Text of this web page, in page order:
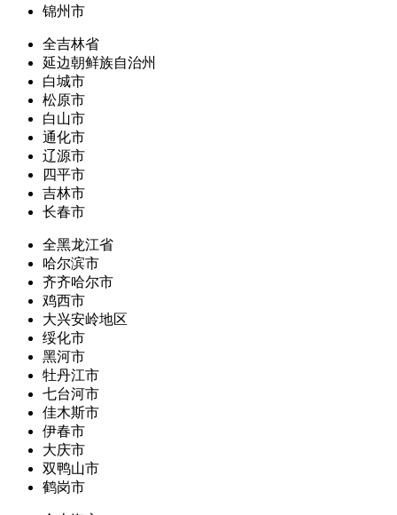
锦州市
全吉林省
延边朝鲜族自治州
白城市
松原市
白山市
通化市
辽源市
四平市
吉林市
长春市
全黑龙江省
哈尔滨市
齐齐哈尔市
鸡西市
大兴安岭地区
绥化市
黑河市
牡丹江市
七台河市
佳木斯市
伊春市
大庆市
双鸭山市
鹤岗市